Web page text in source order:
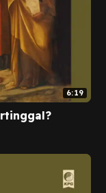
6:19